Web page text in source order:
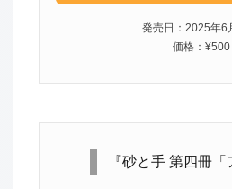
発売日：2025年6
価格：¥500
『砂と手 第四冊「